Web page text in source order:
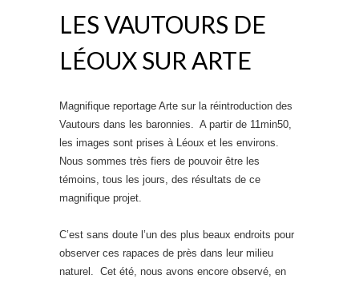
LES VAUTOURS DE
LÉOUX SUR ARTE
Magnifique reportage Arte sur la réintroduction des
Vautours dans les baronnies. A partir de 11min50,
les images sont prises à Léoux et les environs.
Nous sommes très fiers de pouvoir être les
témoins, tous les jours, des résultats de ce
magnifique projet.
C’est sans doute l’un des plus beaux endroits pour
observer ces rapaces de près dans leur milieu
naturel. Cet été, nous avons encore observé, en